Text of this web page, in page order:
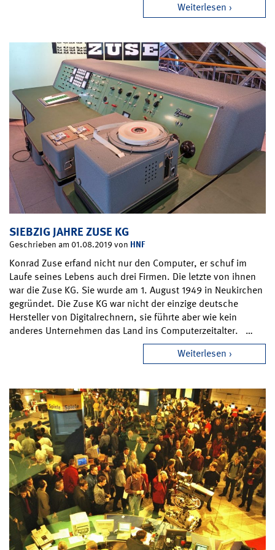
Weiterlesen
SIEBZIG JAHRE ZUSE KG
Geschrieben am 01.08.2019 von HNF
Konrad Zuse erfand nicht nur den Computer, er schuf im
Laufe seines Lebens auch drei Firmen. Die letzte von ihnen
war die Zuse KG. Sie wurde am 1. August 1949 in Neukirchen
gegründet. Die Zuse KG war nicht der einzige deutsche
Hersteller von Digitalrechnern, sie führte aber wie kein
anderes Unternehmen das Land ins Computerzeitalter. …
Weiterlesen